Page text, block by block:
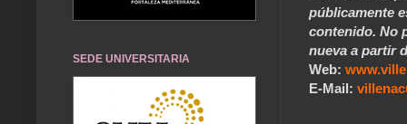
públicamente
contenido. No
nueva a partir
Web:
E-Mail:
SEDE UNIVERSITARIA